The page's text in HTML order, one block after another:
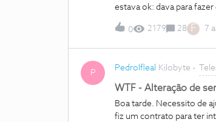
estava ok: dava para
0 2179 28 F 7
P
Pedrolfleal Kilobyte
WTF - Alteração de
Boa tarde. Necessito de
fiz um contrato para ter